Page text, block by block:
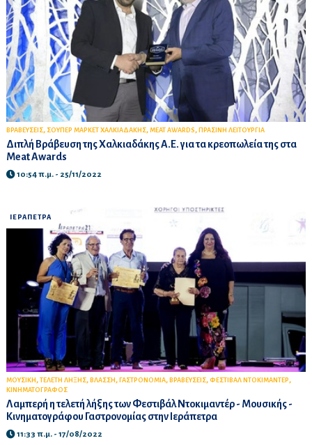
ΒΡΑΒΕΥΣΕΙΣ, ΣΟΥΠΕΡ ΜΑΡΚΕΤ ΧΑΛΚΙΑΔΑΚΗΣ, MEAT AWARDS, ΠΡΑΣΙΝΗ ΛΕΙΤΟΥΡΓΙΑ
Διπλή Βράβευση της Χαλκιαδάκης Α.Ε. για τα κρεοπωλεία της στα
Meat Awards
10:54 π.μ. - 25/11/2022
ΙΕΡΑΠΕΤΡΑ
ΜΟΥΣΙΚΗ , ΤΕΛΕΤΗ ΛΗΞΗΣ, ΒΛΑΣΣΗ , ΓΑΣΤΡΟΝΟΜΙΑ, ΒΡΑΒΕΥΣΕΙΣ, ΦΕΣΤΙΒΑΛ ΝΤΟΚΙΜΑΝΤΕΡ,
ΚΙΝΗΜΑΤΟΓΡΑΦΟΣ
Λαμπερή η τελετή λήξης των Φεστιβάλ Ντοκιμαντέρ - Μουσικής -
Κινηματογράφου Γαστρονομίας στην Ιεράπετρα
11:33 π.μ. - 17/08/2022